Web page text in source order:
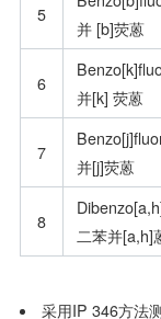
5
并 [b]荧蒽
6
并[k] 荧蒽
7
并[j]荧蒽
8
二苯并[a,h]
采用IP 346方法